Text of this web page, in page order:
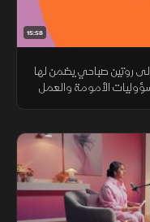
15:58
روتين صباحي يضمن لها
الأمومة والعمل